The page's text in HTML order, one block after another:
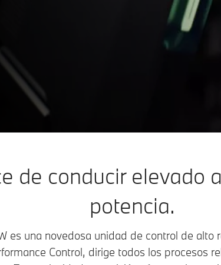
de conducir elevado
potencia.
es una novedosa unidad de control de alto
Control, dirige todos los procesos